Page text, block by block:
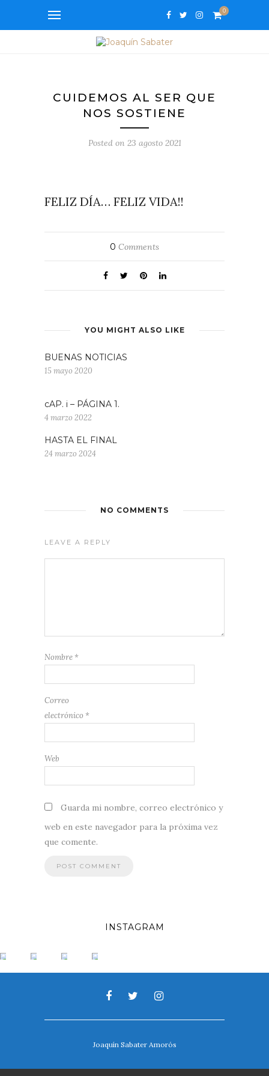
0
CUIDEMOS AL SER QUE
NOS SOSTIENE
Posted on 23 agosto 2021
FELIZ DÍA… FELIZ VIDA!!
0 Comments
YOU MIGHT ALSO LIKE
BUENAS NOTICIAS
15 mayo 2020
cAP. i – PÁGINA 1.
4 marzo 2022
HASTA EL FINAL
24 marzo 2024
NO COMMENTS
LEAVE A REPLY
Nombre *
Correo
electrónico *
Web
Guarda mi nombre, correo electrónico y
web en este navegador para la próxima vez
que comente.
INSTAGRAM
Joaquín Sabater Amorós